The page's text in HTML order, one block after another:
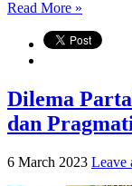
Read More »
Dilema
dan
6 March 2023 Leave